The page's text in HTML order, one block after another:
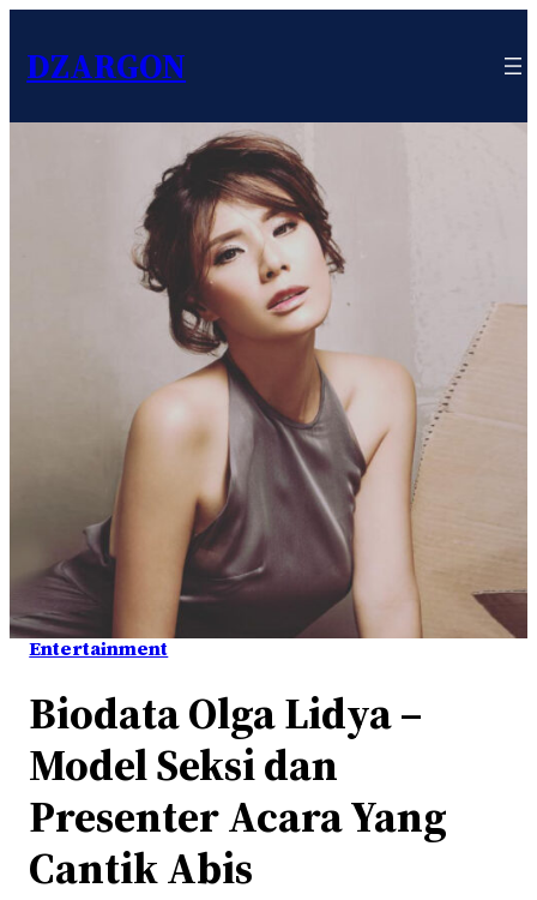
DZARGON
Entertainment
Biodata Olga Lidya –
Model Seksi dan
Presenter Acara Yang
Cantik Abis